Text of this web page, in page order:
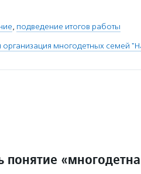
, подведение итогов работы
многодетных семей
понятие